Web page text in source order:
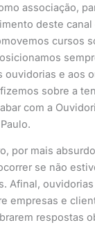
associação,
deste canal
cursos
ouvidorias e aos
sobre a
com a
por mais
se não
Afinal,
empresas e
respostas